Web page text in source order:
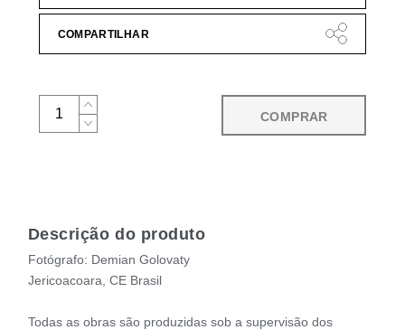
COMPARTILHAR
COMPRAR
Descrição do produto
Fotógrafo: Demian Golovaty
Jericoacoara, CE Brasil
Todas as obras são produzidas sob a supervisão dos